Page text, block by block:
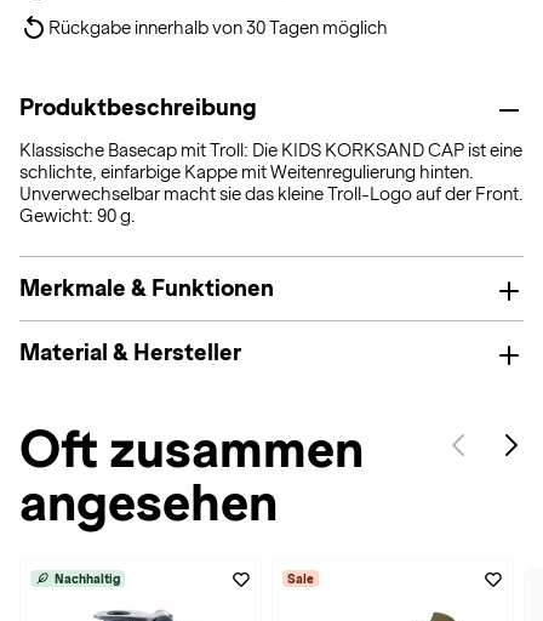
Rückgabe innerhalb von 30 Tagen möglich
Produktbeschreibung
Klassische Basecap mit Troll: Die KIDS KORKSAND CAP ist eine
schlichte, einfarbige Kappe mit Weitenregulierung hinten.
Unverwechselbar macht sie das kleine Troll-Logo auf der Front.
Gewicht: 90 g.
Merkmale & Funktionen
Material & Hersteller
Oft zusammen
angesehen
Nachhaltig Sale